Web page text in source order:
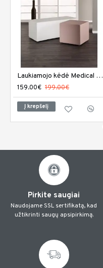
Laukiamojo kėdė Medical and Beauty Miami
159.00€ 199.00€
Į krepšelį
Pirkite saugiai
Naudojame SSL sertifikatą, kad
užtikrinti saugų apsipirkimą.